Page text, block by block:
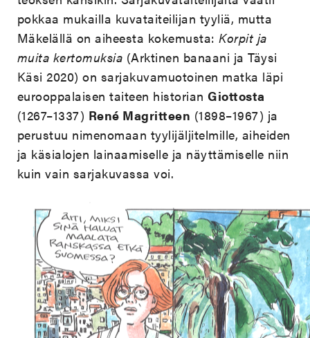
pokkaa mukailla kuvataiteilijan tyyliä, mutta
Mäkelällä on aiheesta kokemusta:Korpit ja
muita kertomuksia (Arktinen banaani ja Täysi
Käsi 2020) on sarjakuvamuotoinen matka läpi
eurooppalaisen taiteen historianGiottosta
(1267–1337) René Magritteen (1898–1967) ja
perustuu nimenomaan tyylijäljitelmille, aiheiden
ja käsialojen lainaamiselle ja näyttämiselle niin
kuin vain sarjakuvassa voi.